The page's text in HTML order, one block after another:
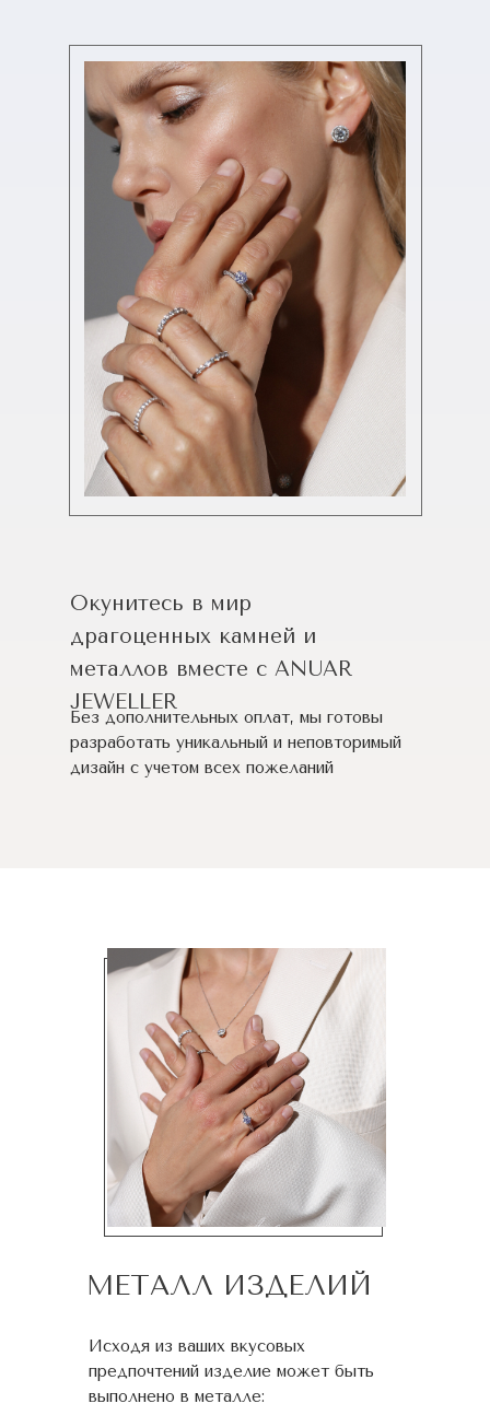
Окунитесь в мир
драгоценных камней и
металлов вместе с ANUAR
JEWELLER
Без дополнительных оплат, мы готовы
разработать уникальный и неповторимый
дизайн c учетом всех пожеланий
МЕТАЛЛ ИЗДЕЛИЙ
Исходя из ваших вкусовых
предпочтений изделие может быть
выполнено в металле: